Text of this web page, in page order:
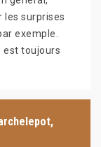
les surprises
exemple.
est toujours